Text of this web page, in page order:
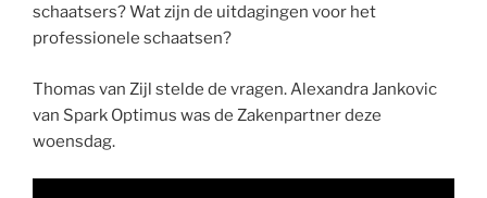
schaatsers? Wat zijn de uitdagingen voor het
professionele schaatsen?
Thomas van Zijl stelde de vragen. Alexandra Jankovic
van Spark Optimus was de Zakenpartner deze
woensdag.